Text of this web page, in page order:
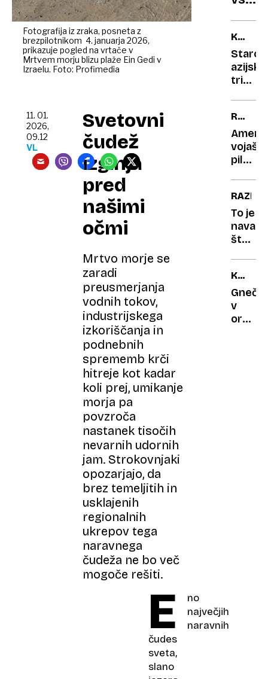
Fotografija iz zraka, posneta z
brezpilotnikom 4. januarja 2026,
prikazuje pogled na vrtače v
Mrtvem morju blizu plaže Ein Gedi v
Izraelu. Foto: Profimedia
Svetovni
čudež
izginja
pred
našimi
očmi
Mrtvo morje se
zaradi
preusmerjanja
vodnih tokov,
industrijskega
izkoriščanja in
podnebnih
sprememb krči
hitreje kot kadar
koli prej, umikanje
morja pa
povzroča
nastanek tisočih
nevarnih udornih
jam. Strokovnjaki
opozarjajo, da
brez temeljitih in
usklajenih
regionalnih
ukrepov tega
naravnega
čudeža ne bo več
mogoče rešiti.
11. 01.
2026,
09.12
VL
E
no
največjih
naravnih
čudes
sveta,
slano
Na
Baliju
šele
v
leto
1948,
v
Grčiji
pa
kar
v
2802
TRIK
azijski
trik:
riž?
svoj
DOSJEJI
X
vojaški
piloti
opazli
leteče
To je
navada
Gneča
v
orbiti: